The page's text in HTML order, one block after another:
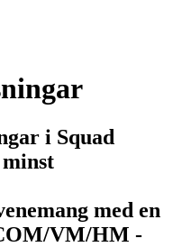
i Squad
med en
VM/HM -